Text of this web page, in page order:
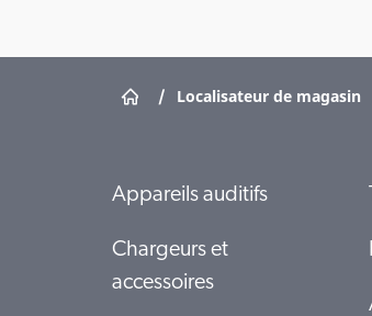
/ Localisateur de magasin
Appareils auditifs
Chargeurs et
accessoires